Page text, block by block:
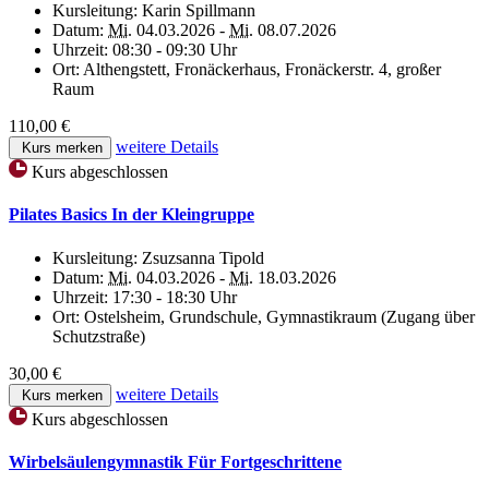
Kursleitung: Karin Spillmann
Datum: Mi. 04.03.2026 - Mi. 08.07.2026
Uhrzeit: 08:30 - 09:30 Uhr
Ort: Althengstett, Fronäckerhaus, Fronäckerstr. 4, großer
Raum
110,00 €
Kurs merken
weitere Details
Kurs abgeschlossen
Pilates Basics In der Kleingruppe
Kursleitung: Zsuzsanna Tipold
Datum: Mi. 04.03.2026 - Mi. 18.03.2026
Uhrzeit: 17:30 - 18:30 Uhr
Ort: Ostelsheim, Grundschule, Gymnastikraum (Zugang über
Schutzstraße)
30,00 €
Kurs merken
weitere Details
Kurs abgeschlossen
Wirbelsäulengymnastik Für Fortgeschrittene